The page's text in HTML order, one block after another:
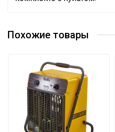
Тип нагревательного
Форма корпуса
Цвет корпуса
Гарантийный срок
Страна производства
Похожие товары